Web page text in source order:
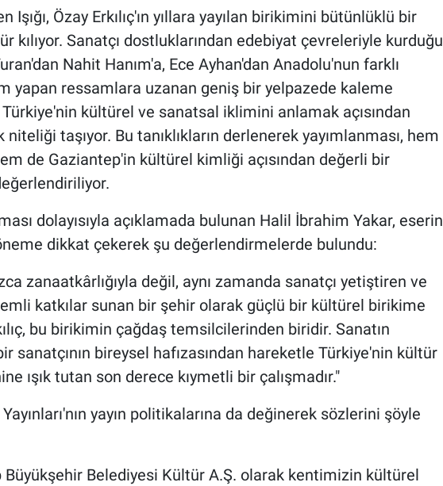
Işığı, Özay Erkılıç'ın yıllara yayılan birikimini bütünlüklü bir
kılıyor. Sanatçı dostluklarından edebiyat çevreleriyle kurduğu
Nahit Hanım'a, Ece Ayhan'dan Anadolu'nun farklı
yapan ressamlara uzanan geniş bir yelpazede kaleme
Türkiye'nin kültürel ve sanatsal iklimini anlamak açısından
taşıyor. Bu tanıklıkların derlenerek yayımlanması, hem
de Gaziantep'in kültürel kimliği açısından değerli bir
dolayısıyla açıklamada bulunan Halil İbrahim Yakar, eserin
dikkat çekerek şu değerlendirmelerde bulundu:
zanaatkârlığıyla değil, aynı zamanda sanatçı yetiştiren ve
katkılar sunan bir şehir olarak güçlü bir kültürel birikime
bu birikimin çağdaş temsilcilerinden biridir. Sanatın
sanatçının bireysel hafızasından hareketle Türkiye'nin kültür
ışık tutan son derece kıymetli bir çalışmadır."
yayın politikalarına da değinerek sözlerini şöyle
Büyükşehir Belediyesi Kültür A.Ş. olarak kentimizin kültürel